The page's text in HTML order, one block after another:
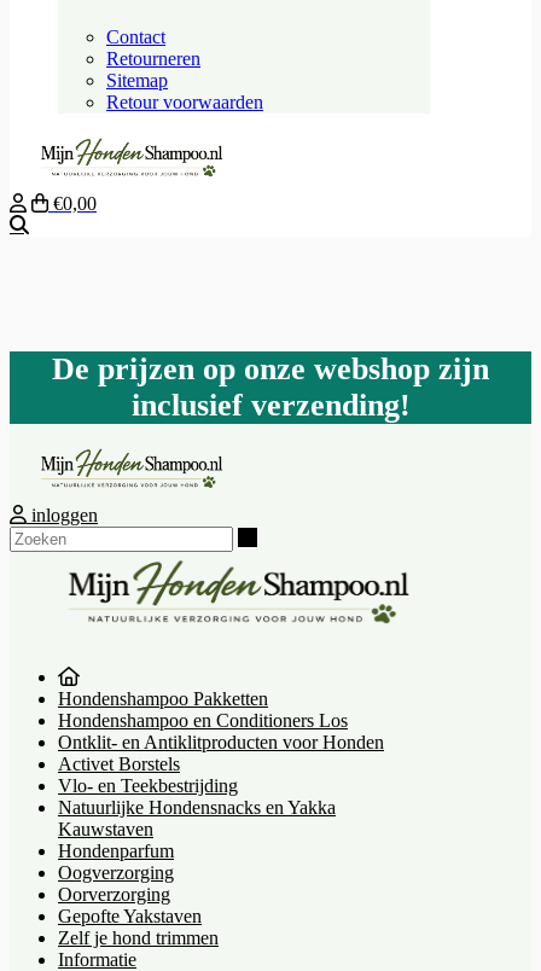
Contact
Retourneren
Sitemap
Retour voorwaarden
€0,00
De prijzen op onze webshop zijn
inclusief verzending!
inloggen
Hondenshampoo Pakketten
Hondenshampoo en Conditioners Los
Ontklit- en Antiklitproducten voor Honden
Activet Borstels
Vlo- en Teekbestrijding
Natuurlijke Hondensnacks en Yakka
Kauwstaven
Hondenparfum
Oogverzorging
Oorverzorging
Gepofte Yakstaven
Zelf je hond trimmen
Informatie